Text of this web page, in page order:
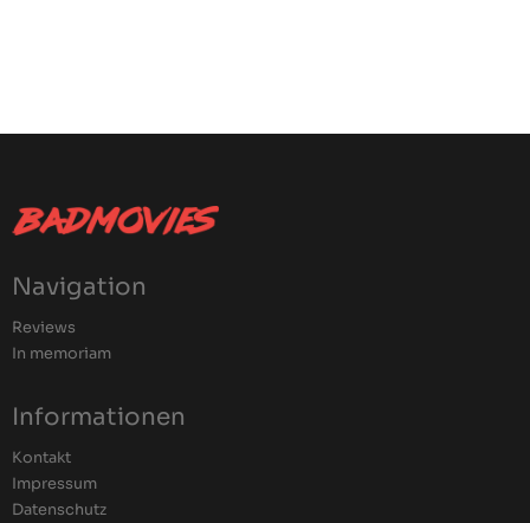
Navigation
Reviews
In memoriam
Informationen
Kontakt
Impressum
Datenschutz